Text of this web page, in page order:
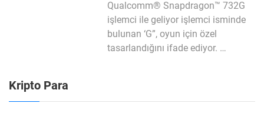
Qualcomm® Snapdragon™ 732G
işlemci ile geliyor işlemci isminde
bulunan ‘G”, oyun için özel
tasarlandığını ifade ediyor. …
Kripto Para